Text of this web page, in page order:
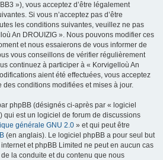
»), vous acceptez d’être légalement
Si vous n’acceptez pas d’être
les conditions suivantes, veuillez ne pas
An DROUIZIG ». Nous pouvons modifier ces
et nous essaierons de vous informer de
vous conseillons de vérifier régulièrement
continuez à participer à « Korvigelloù An
aient été effectuées, vous acceptez
des conditions modifiées et mises à jour.
phpBB (désignés ci-après par « logiciel
qui est un logiciel de forum de discussions
générale GNU 2.0 » et qui peut être
(en anglais). Le logiciel phpBB a pour seul but
et phpBB Limited ne peut en aucun cas
la conduite et du contenu que nous